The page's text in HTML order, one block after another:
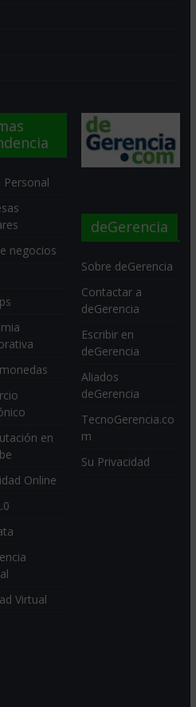
Personal
negocios
en
Online
Virtual
deGerencia
Sobre deGerencia
Contactar a
deGerencia
Escribir en
deGerencia
Aliados
deGerencia
TecnoGerencia.co
m
Su Privacidad